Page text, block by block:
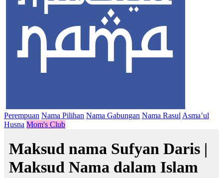
Perempuan Nama Pilihan Nama Gabungan Nama Rasul Asma’ul
Husna Mom's Club
Maksud nama Sufyan Daris |
Maksud Nama dalam Islam